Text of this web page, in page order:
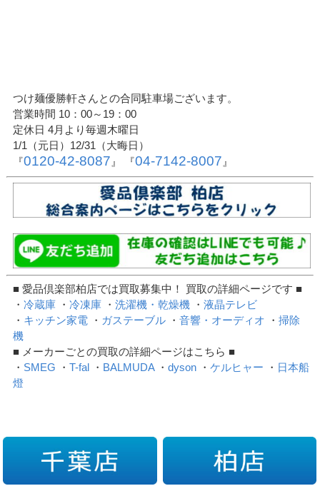
つけ麺優勝軒さんとの合同駐車場ございます。
営業時間 10：00～19：00
定休日 4月より毎週木曜日
1/1（元日）12/31（大晦日）
『0120-42-8087 』 『04-7142-8007 』
■ 愛品倶楽部柏店では買取募集中！ 買取の詳細ページです ■
・冷蔵庫 ・冷凍庫 ・洗濯機・乾燥機 ・液晶テレビ
・ キッチン家電 ・ ガステーブル ・音響・オーディオ ・掃除
機
■ メーカーごとの買取の詳細ページはこちら ■
・ SMEG ・T-fal ・ BALMUDA・dyson ・ケルヒャー ・ 日本船
燈